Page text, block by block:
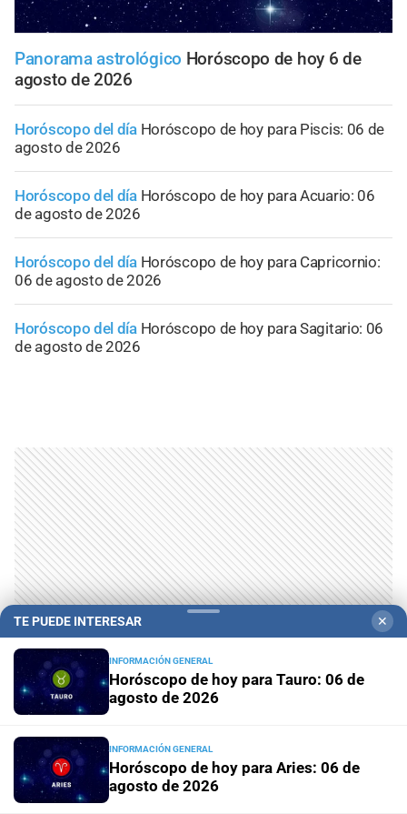
Panorama astrológico Horóscopo de hoy 6 de
agosto de 2026
Horóscopo del día Horóscopo de hoy para Piscis: 06 de
agosto de 2026
Horóscopo del día Horóscopo de hoy para Acuario: 06
de agosto de 2026
Horóscopo del día Horóscopo de hoy para Capricornio:
06 de agosto de 2026
Horóscopo del día Horóscopo de hoy para Sagitario: 06
de agosto de 2026
TE PUEDE INTERESAR ✕
INFORMACIÓN GENERAL
Horóscopo de hoy para Tauro: 06 de
agosto de 2026
INFORMACIÓN GENERAL
Horóscopo de hoy para Aries: 06 de
agosto de 2026